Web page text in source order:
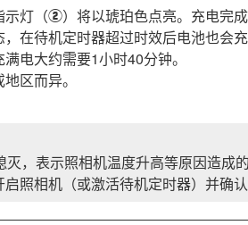
示灯（w）将以琥珀色点亮。充电完
在待机定时器超过时效后电池也会充
电大约需要1小时40分钟。
区而异。
，表示照相机温度升高等原因造成的
照相机（或激活待机定时器）并确认